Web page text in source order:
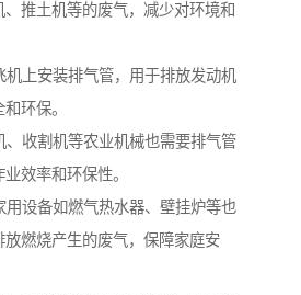
推土机等的废气，减少对环境和
机上安装排气管，用于排放发动机
环保。
、收割机等农业机械也需要排气管
效率和环保性。
用设备如燃气热水器、壁挂炉等也
放燃烧产生的废气，保障家庭安